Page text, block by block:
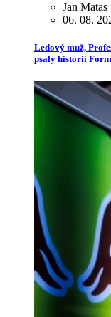
Jan Matas
06. 08.
Ledový muž,
psaly historii